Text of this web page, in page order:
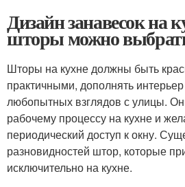
Дизайн занавесок на
шторы можно
Шторы на кухне должны быть
практичными, дополнять
любопытных взглядов с улицы.
рабочему процессу на кухне и
периодический доступ к окну.
разновидностей штор, которые
исключительно на кухне.